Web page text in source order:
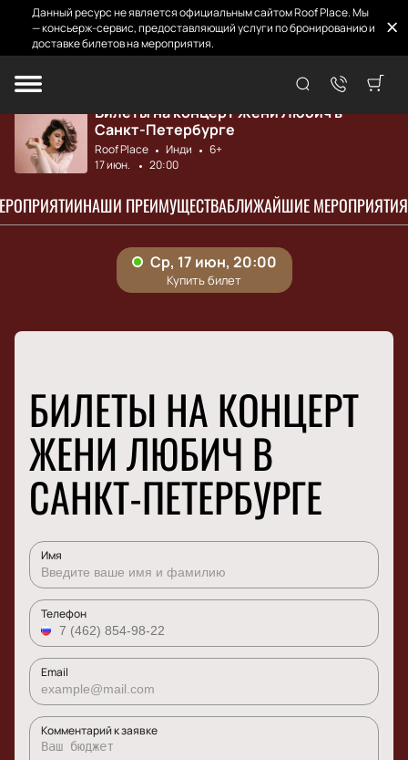
Данный ресурс не является официальным сайтом Roof Place. Мы
— консьерж-сервис, предоставляющий услуги по бронированию и
доставке билетов на мероприятия.
Главная
Билеты на концерт Жени Любич в
Санкт-Петербурге
Roof Place Инди
6+
17 июн.
20:00
НАШИ ПРЕИМУЩЕСТВАБЛИЖАЙШИЕ МЕРОПРИЯТИЯ
БИЛЕТЫ НА КОНЦЕРТ
ЖЕНИ ЛЮБИЧ В
САНКТ-ПЕТЕРБУРГЕ
Имя
Телефон
Email
Комментарий к заявке